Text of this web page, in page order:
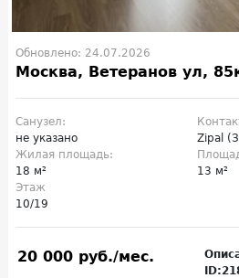
Обновлено: 24.07.2026
Москва, Ветеранов ул,
Санузел:
не указано
Zipal
Жилая площадь:
18 м²
13 м²
Этаж
10/19
20 000 руб./мес.